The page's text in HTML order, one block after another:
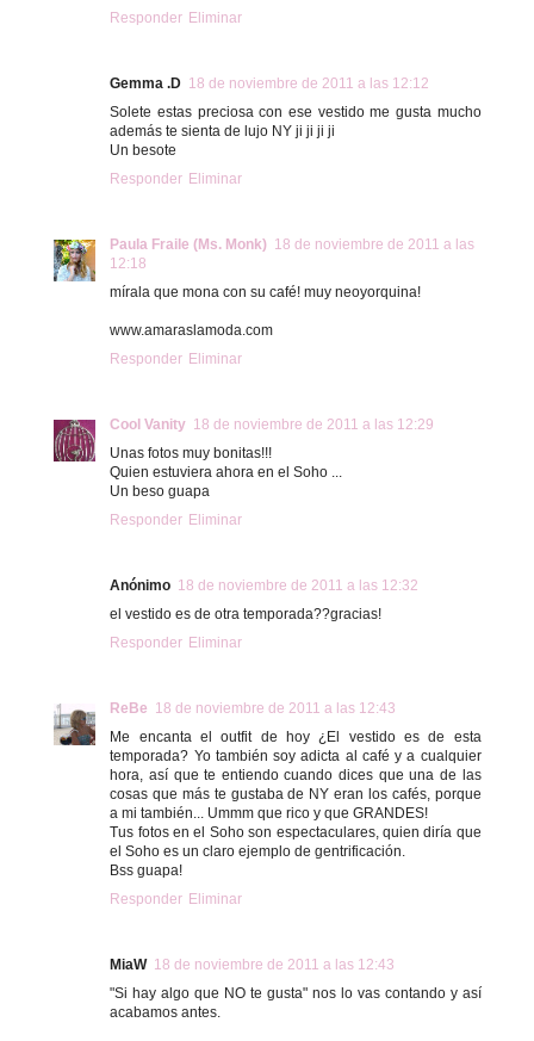
Responder Eliminar
Gemma .D 18 de noviembre de 2011 a las 12:12
Solete estas preciosa con ese vestido me gusta mucho
además te sienta de lujo NY ji ji ji ji
Un besote
Responder Eliminar
Paula Fraile (Ms. Monk) 18 de noviembre de 2011 a las
12:18
mírala que mona con su café! muy neoyorquina!
www.amaraslamoda.com
Responder Eliminar
Cool Vanity 18 de noviembre de 2011 a las 12:29
Unas fotos muy bonitas!!!
Quien estuviera ahora en el Soho ...
Un beso guapa
Responder Eliminar
Anónimo 18 de noviembre de 2011 a las 12:32
el vestido es de otra temporada??gracias!
Responder Eliminar
ReBe 18 de noviembre de 2011 a las 12:43
Me encanta el outfit de hoy ¿El vestido es de esta
temporada? Yo también soy adicta al café y a cualquier
hora, así que te entiendo cuando dices que una de las
cosas que más te gustaba de NY eran los cafés, porque
a mi también... Ummm que rico y que GRANDES!
Tus fotos en el Soho son espectaculares, quien diría que
el Soho es un claro ejemplo de gentrificación.
Bss guapa!
Responder Eliminar
MiaW 18 de noviembre de 2011 a las 12:43
"Si hay algo que NO te gusta" nos lo vas contando y así
acabamos antes.